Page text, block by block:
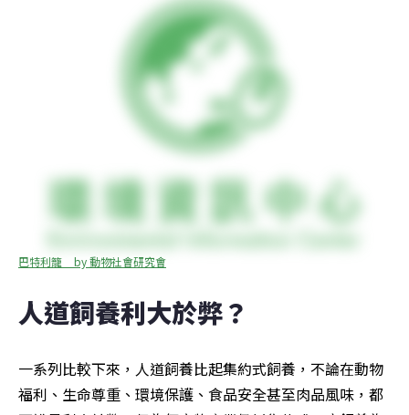
巴特利籠 _ by 動物社會研究會
人道飼養利大於弊？
一系列比較下來，人道飼養比起集約式飼養，不論在動物
福利、生命尊重、環境保護、食品安全甚至肉品風味，都